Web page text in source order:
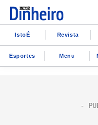
IstoÉ Revista
Esportes Menu